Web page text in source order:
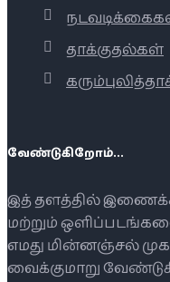
தாக்குதல்கள்
வேண்டுகிறோம்...
இத் தளத்தில்
மற்றும் ஒளிப்படங்களை
எமது மின்னஞ்சல்
வைக்குமாறு